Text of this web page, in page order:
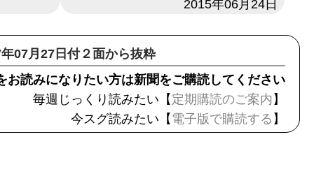
2015年06月24日
07月27日付２面から抜粋
お読みになりたい方は新聞をご購読してください
毎週じっくり読みたい【 定期購読のご案内 】
今スグ読みたい【 電子版で購読する 】